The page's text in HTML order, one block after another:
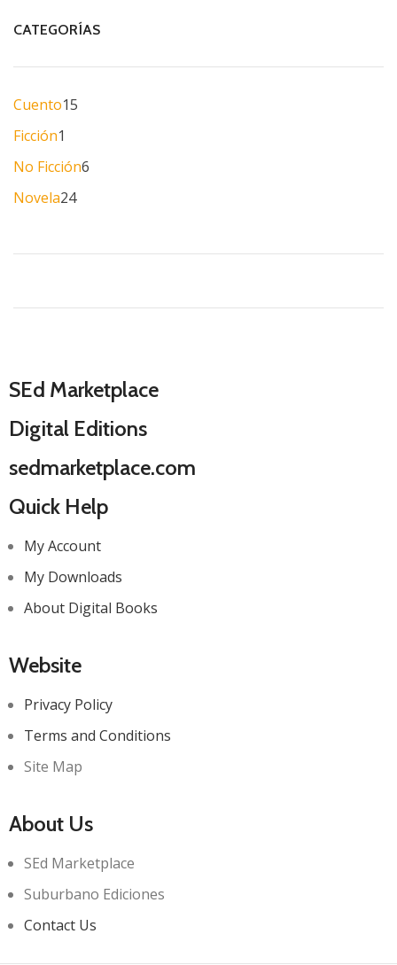
CATEGORÍAS
Cuento15
Ficción1
No Ficción6
Novela24
SEd Marketplace
Digital Editions
sedmarketplace.com
Quick Help
My Account
My Downloads
About Digital Books
Website
Privacy Policy
Terms and Conditions
Site Map
About Us
SEd Marketplace
Suburbano Ediciones
Contact Us